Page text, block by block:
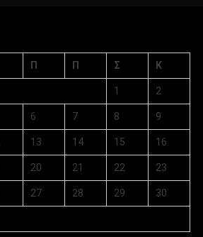
Π Π Σ Κ
1 2
6 7 8 9
13 14 15 16
20 21 22 23
27 28 29 30